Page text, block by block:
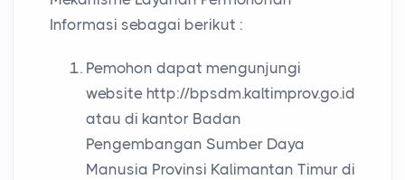
Informasi sebagai berikut :
Pemohon dapat mengunjungi
website http://bpsdm.kaltimprov.go.id
atau di kantor Badan
Pengembangan Sumber Daya
Manusia Provinsi Kalimantan Timur di